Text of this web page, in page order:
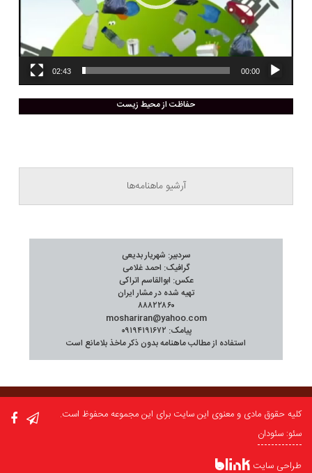
00:00
02:43
حفاظت از محیط زیست
آرشیو ماهنامه‌ها
سردبیر: شهریار بدیعی
گرافیک: احمد غلامی
عکس: ابوالقاسم اتراکی
تهیه شده در مشار ایران
۸۸۸۲۲۸۶۰
moshariran@yahoo.com
پیامک: ۰۹۱۹۴۱۹۱۶۷۲
استفاده از مطالب ماهنامه بدون ذکر ماخذ بلامانع است
کلیه حقوق مادی و معنوی این سایت برای این مجموعه محفوظ است.
سئو: سئودان
طراحی سایت